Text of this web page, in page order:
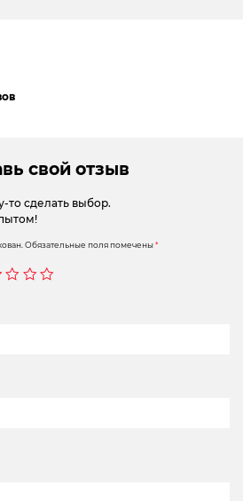
свой отзыв
сделать выбор.
Обязательные поля помечены*